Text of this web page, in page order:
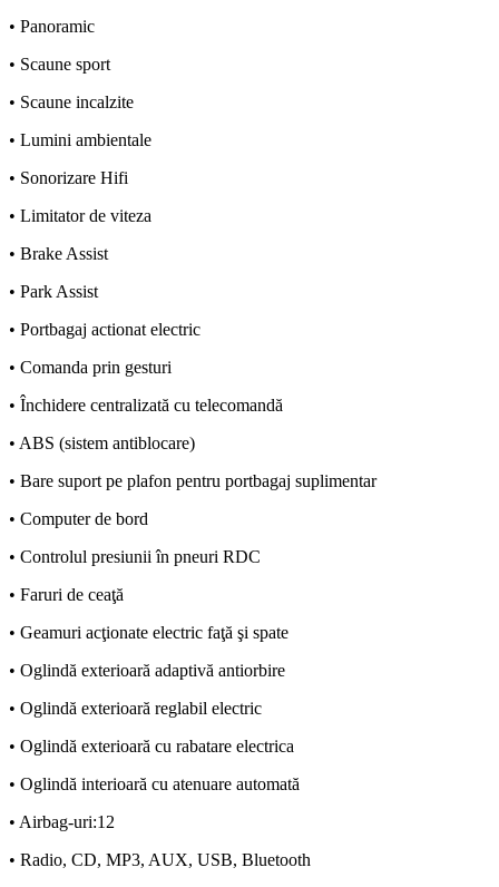
• Panoramic
• Scaune sport
• Scaune incalzite
• Lumini ambientale
• Sonorizare Hifi
• Limitator de viteza
• Brake Assist
• Park Assist
• Portbagaj actionat electric
• Comanda prin gesturi
• Închidere centralizată cu telecomandă
• ABS (sistem antiblocare)
• Bare suport pe plafon pentru portbagaj suplimentar
• Computer de bord
• Controlul presiunii în pneuri RDC
• Faruri de ceaţă
• Geamuri acţionate electric faţă şi spate
• Oglindă exterioară adaptivă antiorbire
• Oglindă exterioară reglabil electric
• Oglindă exterioară cu rabatare electrica
• Oglindă interioară cu atenuare automată
• Airbag-uri:12
• Radio, CD, MP3, AUX, USB, Bluetooth